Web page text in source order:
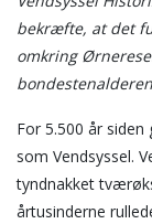
bekræfte, at det
omkring
For 5.500 år
som Vendsyssel.
tyndnakket
årtusinderne